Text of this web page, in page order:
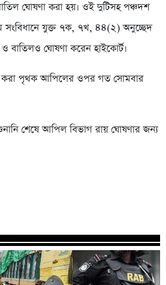
ঘোষণা করা হয়। ওই দুটিসহ পঞ্চদশ
সংবিধানে যুক্ত ৭ক, ৭খ, ৪৪(২) অনুচ্ছেদ
ও বাতিলও ঘোষণা করেন হাইকোর্ট।
করা পৃথক আপিলের ওপর গত সোমবার
শেষে আপিল বিভাগ রায় ঘোষণার জন্য